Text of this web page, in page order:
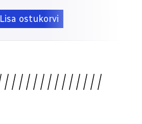
Lisa ostukorvi